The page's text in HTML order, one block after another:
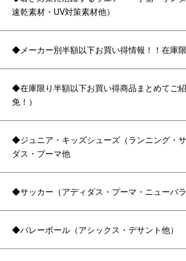
速乾素材・UV対策素材他）
◆メーカー別半額以下お買い得情報！！在庫
◆在庫限り半額以下お買い得商品まとめてご
免！）
◆ジュニア・キッズシューズ（ランニング・
ダス・プーマ他
◆サッカー（アディダス・プーマ・ニューバ
◆バレーボール（アシックス・デサント他）